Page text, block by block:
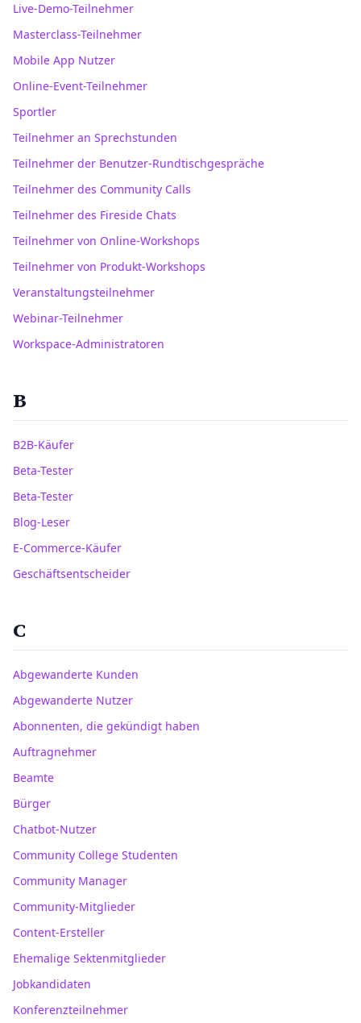
Live-Demo-Teilnehmer
Masterclass-Teilnehmer
Mobile App Nutzer
Online-Event-Teilnehmer
Sportler
Teilnehmer an Sprechstunden
Teilnehmer der Benutzer-Rundtischgespräche
Teilnehmer des Community Calls
Teilnehmer des Fireside Chats
Teilnehmer von Online-Workshops
Teilnehmer von Produkt-Workshops
Veranstaltungsteilnehmer
Webinar-Teilnehmer
Workspace-Administratoren
B
B2B-Käufer
Beta-Tester
Beta-Tester
Blog-Leser
E-Commerce-Käufer
Geschäftsentscheider
C
Abgewanderte Kunden
Abgewanderte Nutzer
Abonnenten, die gekündigt haben
Auftragnehmer
Beamte
Bürger
Chatbot-Nutzer
Community College Studenten
Community Manager
Community-Mitglieder
Content-Ersteller
Ehemalige Sektenmitglieder
Jobkandidaten
Konferenzteilnehmer